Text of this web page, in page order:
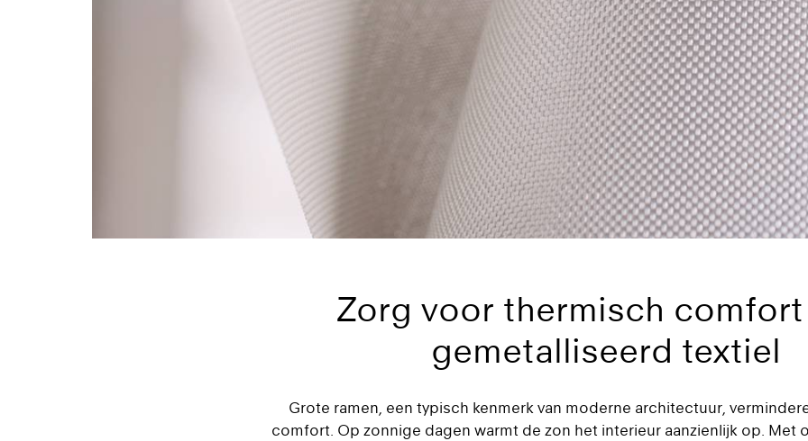
Zorg voor thermisch
gemetalliseerd textiel
Grote ramen, een typisch kenmerk van moderne architectuur,
comfort. Op zonnige dagen warmt de zon het interieur aanzienlijk op. Met